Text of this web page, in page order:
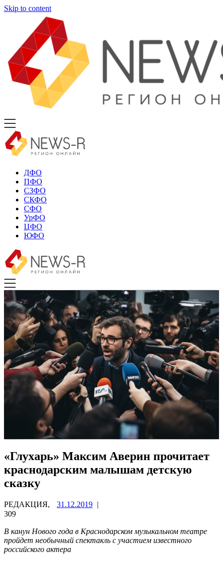
Skip to content
ДФО
ПФО
СЗФО
СКФО
СФО
УрФО
ЦФО
ЮФО
«Глухарь» Максим Аверин прочитает
краснодарским малышам детскую
сказку
РЕДАКЦИЯ, 31.12.2019 |
309
В канун Нового года в Краснодарском музыкальном театре
пройдет необычный спектакль с участием известного
российского актера